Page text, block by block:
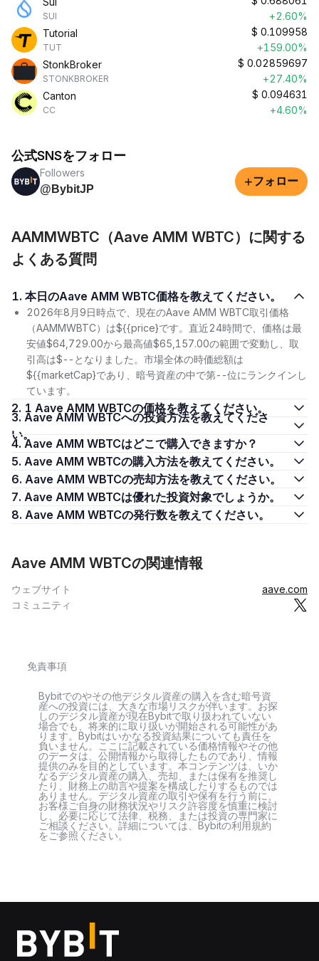
SUI
+2.60%
Tutorial
TUT
$ 0.109958
+159.00%
StonkBroker
STONKBROKER
$ 0.02859697
+27.40%
Canton
CC
$ 0.094631
+4.60%
公式SNSをフォロー
Followers
@BybitJP
+フォロー
AAMMWBTC（Aave AMM WBTC）に関する
よくある質問
1. 本日のAave AMM WBTC価格を教えてください。
2026年8月9日時点で、現在のAave AMM WBTC取引価格
（AAMMWBTC）は${{price}です。直近24時間で、価格は最
安値$64,729.00から最高値$65,157.00の範囲で変動し、取
引高は$--となりました。市場全体の時価総額は
${{marketCap}であり、暗号資産の中で第--位にランクインし
ています。
2. 1 Aave AMM WBTCの価格を教えてください。
3. Aave AMM WBTCへの投資方法を教えてくださ
い。
4. Aave AMM WBTCはどこで購入できますか？
5. Aave AMM WBTCの購入方法を教えてください。
6. Aave AMM WBTCの売却方法を教えてください。
7. Aave AMM WBTCは優れた投資対象でしょうか。
8. Aave AMM WBTCの発行数を教えてください。
Aave AMM WBTCの関連情報
ウェブサイト
aave.com
コミュニティ
免責事項
Bybitでのやその他デジタル資産の購入を含む暗号資
産への投資には、大きな市場リスクが伴います。お探
しのデジタル資産が現在Bybitで取り扱われていない
場合でも、将来的に取り扱いが開始される可能性があ
ります。Bybitはいかなる投資結果についても責任を
負いません。ここに記載されている価格情報やその他
のデータは、公開情報から取得したものであり、情報
提供のみを目的としています。本コンテンツは、いか
なるデジタル資産の購入、売却、または保有を推奨し
たり、財務上の助言や提案を構成したりするものでは
ありません。デジタル資産の取引や保有を行う前に、
お客様ご自身の財務状況やリスク許容度を慎重に検討
し、必要に応じて法律、税務、または投資の専門家に
ご相談ください。詳細については、Bybitの利用規約
をご参照ください。